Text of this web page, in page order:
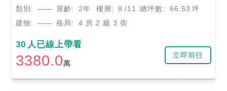
類別: —— 屋齡: 2年 樓層: 8 /11 總坪數: 66.53 坪
建物:
—— 格局: 4 房 2 廳 3 衛
30 人已線上帶看
3380.0萬
立即前往